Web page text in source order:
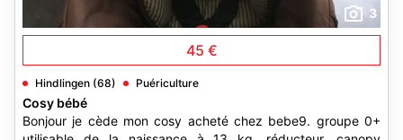
3
45 €
Hindlingen (68) Puériculture
Cosy bébé
Bonjour je cède mon cosy acheté chez bebe9. groupe 0+